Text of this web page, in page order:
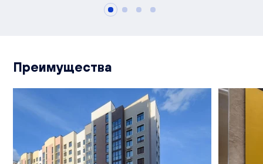
Преимущества